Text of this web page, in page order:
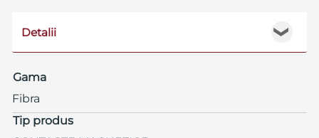
❯
Detalii
Gama
Fibra
Tip produs